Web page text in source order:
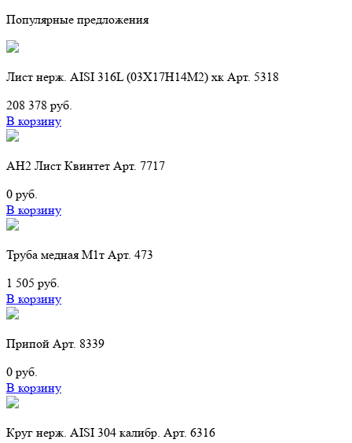
Популярные предложения
Лист нерж. AISI 316L (03Х17Н14М2) хк Арт. 5318
208 378 руб.
В корзину
АН2 Лист Квинтет Арт. 7717
0 руб.
В корзину
Труба медная М1т Арт. 473
1 505 руб.
В корзину
Припой Арт. 8339
0 руб.
В корзину
Круг нерж. AISI 304 калибр. Арт. 6316